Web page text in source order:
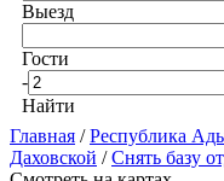
Выезд
Гости
-
Найти
Главная /Республика
Даховской /Снять базу